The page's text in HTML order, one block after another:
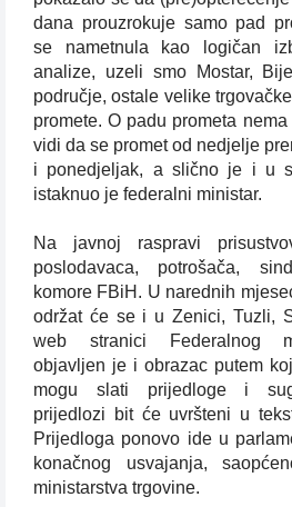
dana prouzrokuje samo pad
se nametnula kao logičan
analize, uzeli smo Mostar,
područje, ostale velike
promete. O padu prometa
vidi da se promet od nedjelje
i ponedjeljak, a slično je i u
istaknuo je federalni ministar.
Na javnoj raspravi
poslodavaca, potrošača,
komore FBiH. U narednih
održat će se i u Zenici, Tuzli,
web stranici Federalnog
objavljen je i obrazac putem
mogu slati prijedloge i
prijedlozi bit će uvršteni u
Prijedloga ponovo ide u
konačnog usvajanja,
ministarstva trgovine.